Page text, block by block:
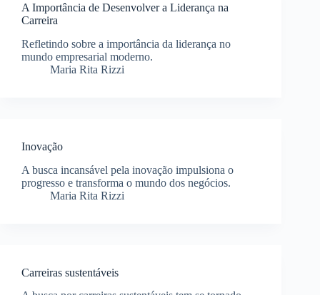
A Importância de Desenvolver a Liderança na
Carreira
Refletindo sobre a importância da liderança no
mundo empresarial moderno.
Maria Rita Rizzi
Inovação
A busca incansável pela inovação impulsiona o
progresso e transforma o mundo dos negócios.
Maria Rita Rizzi
Carreiras sustentáveis